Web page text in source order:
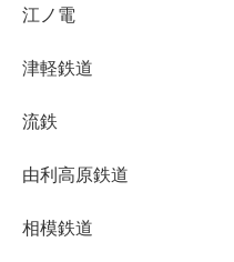
江ノ電
津軽鉄道
流鉄
由利高原鉄道
相模鉄道